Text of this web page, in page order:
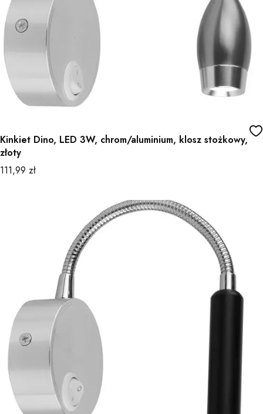
Kinkiet Dino, LED 3W, chrom/aluminium, klosz stożkowy,
złoty
Cena
111,99 zł